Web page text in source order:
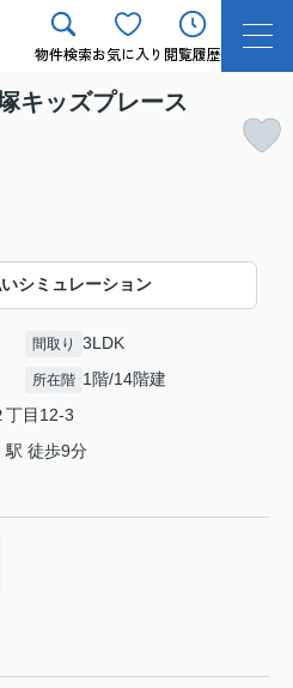
物件検索お気に入り 閲覧履歴
キッズプレース
シミュレーション
間取り 3LDK
所在階 1階/14階建
丁目12-3
駅 徒歩9分